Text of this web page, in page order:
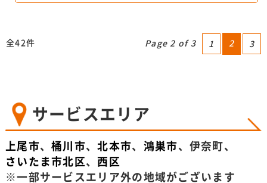
全42件 Page 2 of 3 1 2 3
サービスエリア
上尾市、桶川市、 北本市、 鴻巣市、伊奈町、
さいたま市北区、 西区
※一部サービスエリア外の地域がございます